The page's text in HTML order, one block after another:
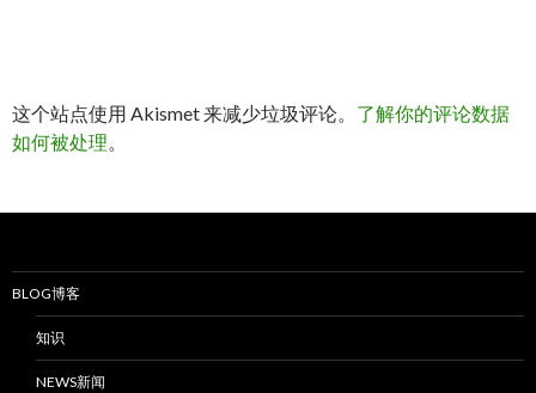
这个站点使用 Akismet 来减少垃圾评论。 了解你的评论数据
如何被处理。
BLOG博客
知识
NEWS新闻